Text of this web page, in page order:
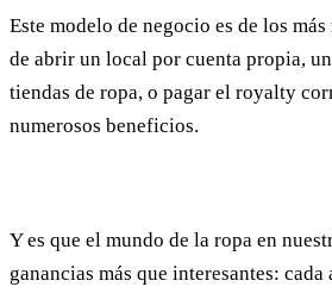
Este modelo de negocio es de los
de abrir un local por cuenta propia,
tiendas de ropa, o pagar el royalty
numerosos beneficios.
Y es que el mundo de la ropa en
ganancias más que interesantes: cada